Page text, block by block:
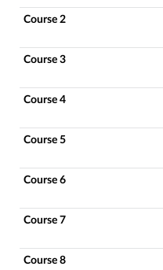
Course 2
Course 3
Course 4
Course 5
Course 6
Course 7
Course 8